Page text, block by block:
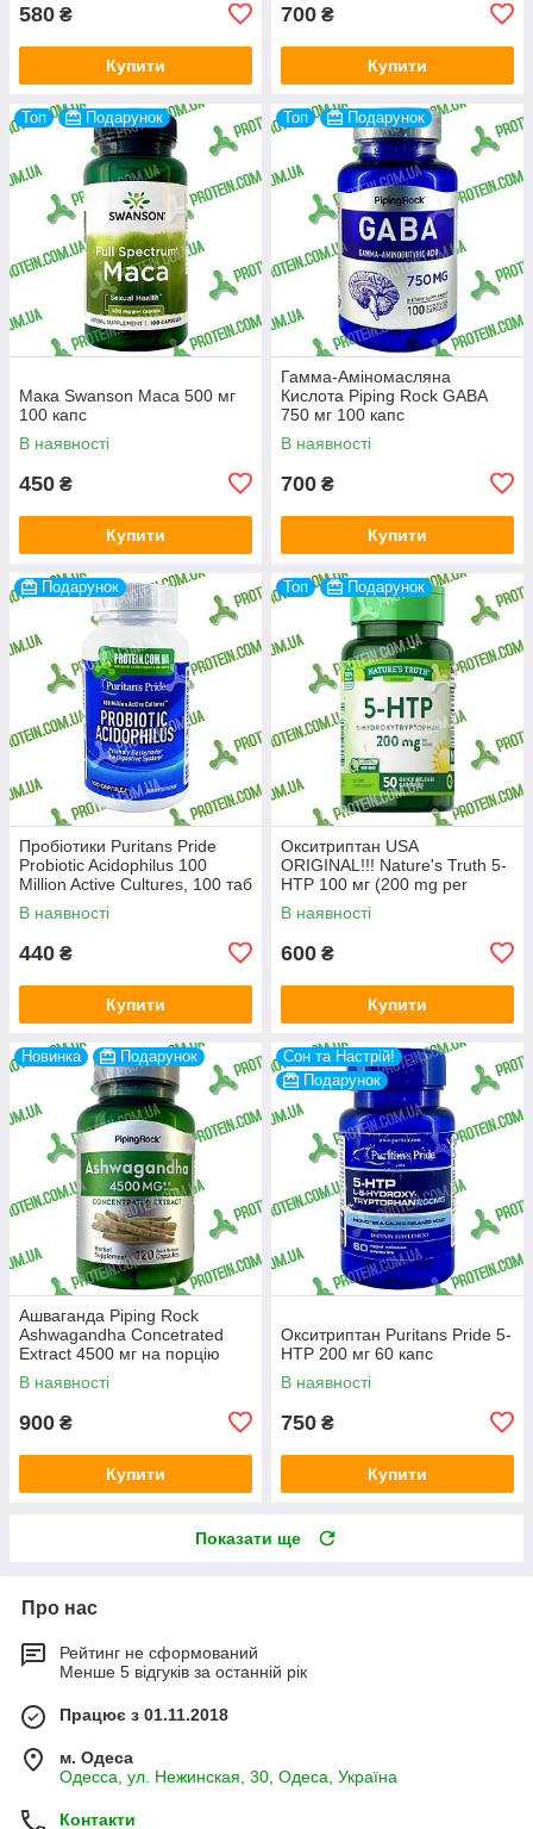
580 ₴
Купити
700 ₴
Купити
Топ Подарунок
Мака Swanson Maca 500 мг
100 капс
В наявності
450 ₴
Купити
Топ Подарунок
Гамма-Аміномасляна
Кислота Piping Rock GABA
750 мг 100 капс
В наявності
700 ₴
Купити
Подарунок
Пробіотики Puritans Pride
Probiotic Acidophilus 100
Million Active Cultures, 100 таб
В наявності
440 ₴
Купити
Топ Подарунок
Окситриптан USA
ORIGINAL!!! Nature's Truth 5-
HTP 100 мг (200 mg per
serving), 50 капс
В наявності
600 ₴
Купити
Новинка Подарунок
Ашваганда Piping Rock
Ashwagandha Concetrated
Extract 4500 мг на порцію
(1500 мг на капсулу) 120
капс
В наявності
900 ₴
Купити
Сон та Настрій!
Подарунок
Окситриптан Puritans Pride 5-
HTP 200 мг 60 капс
В наявності
750 ₴
Купити
Показати ще
Про нас
Рейтинг не сформований
Менше 5 відгуків за останній рік
Працює з 01.11.2018
м. Одеса
Одесса, ул. Нежинская, 30, Одеса, Україна
Контакти